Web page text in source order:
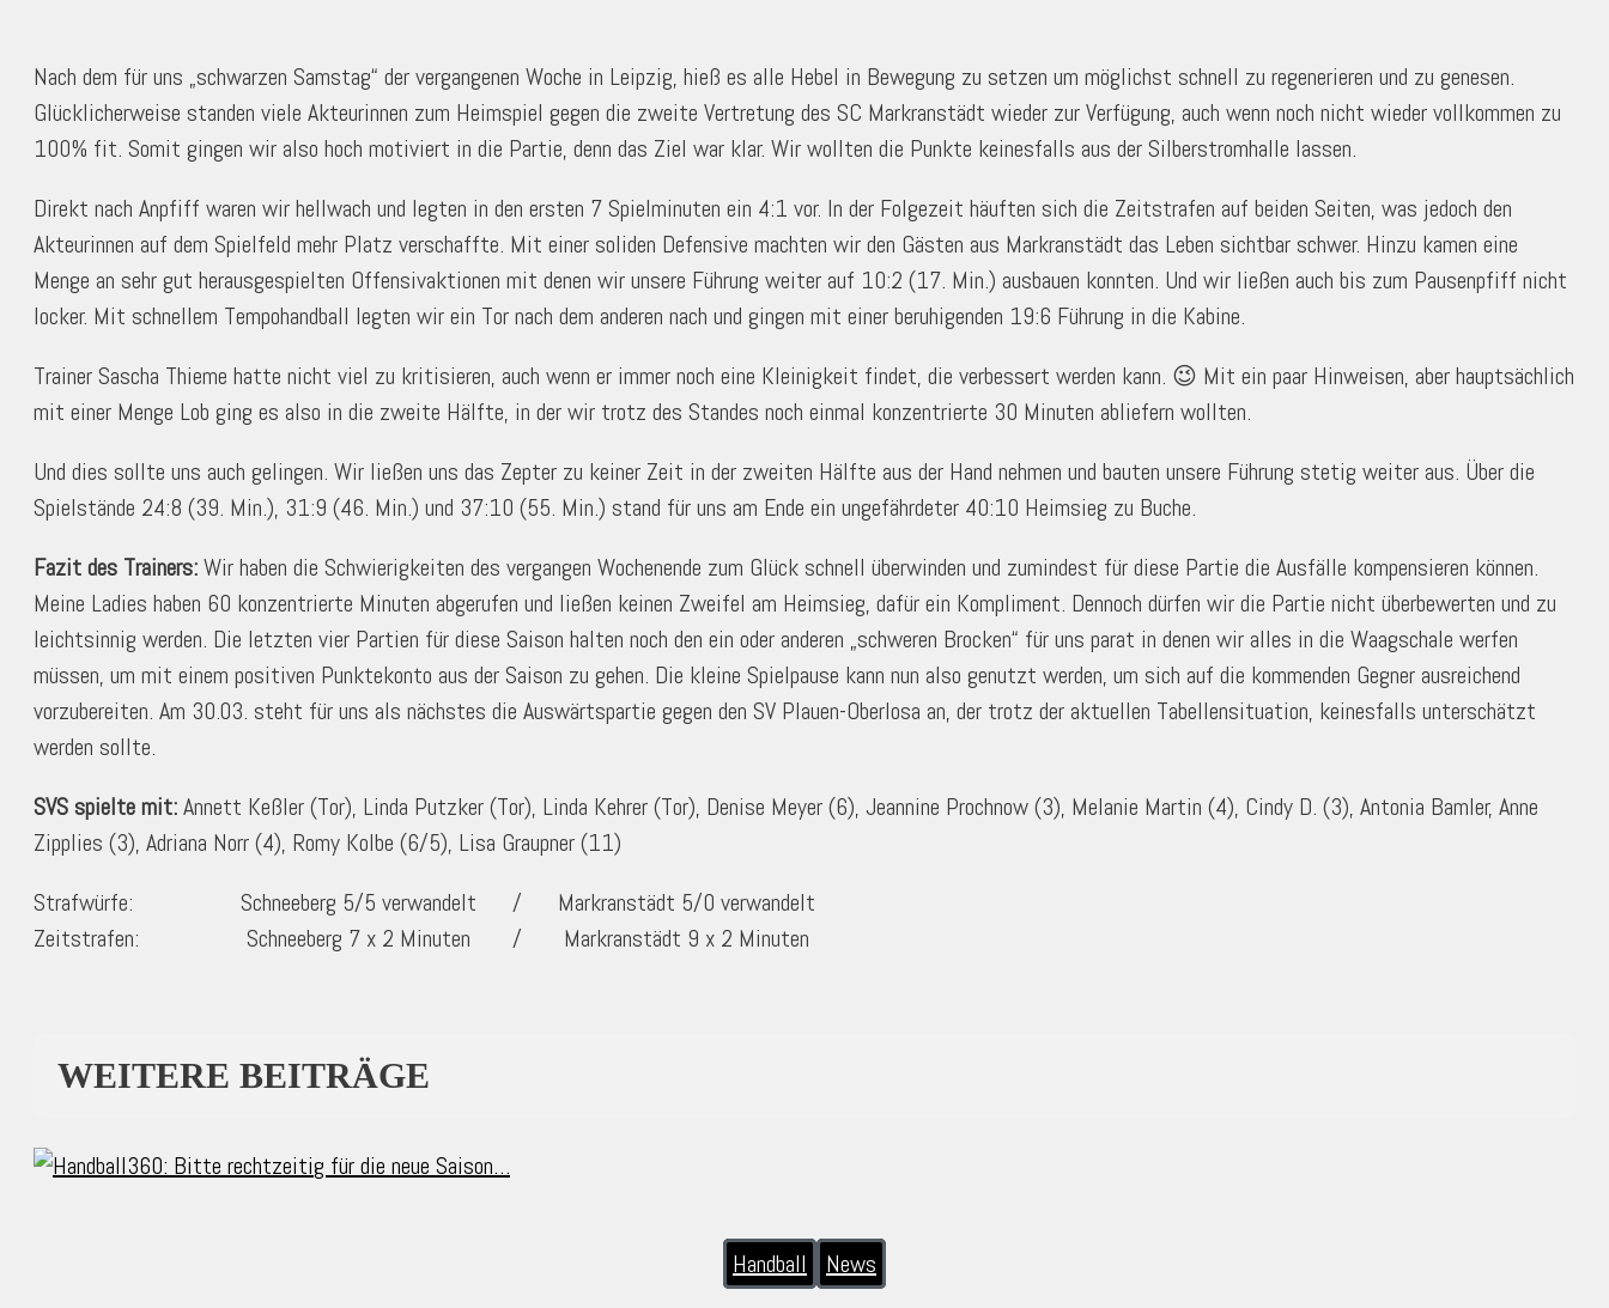
Nach dem für uns „schwarzen Samstag“ der vergangenen Woche in Leipzig, hieß es alle Hebel in Bewegung zu setzen um möglichst schnell zu regenerieren und zu genesen.
Glücklicherweise standen viele Akteurinnen zum Heimspiel gegen die zweite Vertretung des SC Markranstädt wieder zur Verfügung, auch wenn noch nicht wieder vollkommen zu
100% fit. Somit gingen wir also hoch motiviert in die Partie, denn das Ziel war klar. Wir wollten die Punkte keinesfalls aus der Silberstromhalle lassen.
Direkt nach Anpfiff waren wir hellwach und legten in den ersten 7 Spielminuten ein 4:1 vor. In der Folgezeit häuften sich die Zeitstrafen auf beiden Seiten, was jedoch den
Akteurinnen auf dem Spielfeld mehr Platz verschaffte. Mit einer soliden Defensive machten wir den Gästen aus Markranstädt das Leben sichtbar schwer. Hinzu kamen eine
Menge an sehr gut herausgespielten Offensivaktionen mit denen wir unsere Führung weiter auf 10:2 (17. Min.) ausbauen konnten. Und wir ließen auch bis zum Pausenpfiff nicht
locker. Mit schnellem Tempohandball legten wir ein Tor nach dem anderen nach und gingen mit einer beruhigenden 19:6 Führung in die Kabine.
Trainer Sascha Thieme hatte nicht viel zu kritisieren, auch wenn er immer noch eine Kleinigkeit findet, die verbessert werden kann. 😉 Mit ein paar Hinweisen, aber hauptsächlich
mit einer Menge Lob ging es also in die zweite Hälfte, in der wir trotz des Standes noch einmal konzentrierte 30 Minuten abliefern wollten.
Und dies sollte uns auch gelingen. Wir ließen uns das Zepter zu keiner Zeit in der zweiten Hälfte aus der Hand nehmen und bauten unsere Führung stetig weiter aus. Über die
Spielstände 24:8 (39. Min.), 31:9 (46. Min.) und 37:10 (55. Min.) stand für uns am Ende ein ungefährdeter 40:10 Heimsieg zu Buche.
Fazit des Trainers:Wir haben die Schwierigkeiten des vergangen Wochenende zum Glück schnell überwinden und zumindest für diese Partie die Ausfälle kompensieren können.
Meine Ladies haben 60 konzentrierte Minuten abgerufen und ließen keinen Zweifel am Heimsieg, dafür ein Kompliment. Dennoch dürfen wir die Partie nicht überbewerten und zu
leichtsinnig werden. Die letzten vier Partien für diese Saison halten noch den ein oder anderen „schweren Brocken“ für uns parat in denen wir alles in die Waagschale werfen
müssen, um mit einem positiven Punktekonto aus der Saison zu gehen. Die kleine Spielpause kann nun also genutzt werden, um sich auf die kommenden Gegner ausreichend
vorzubereiten. Am 30.03. steht für uns als nächstes die Auswärtspartie gegen den SV Plauen-Oberlosa an, der trotz der aktuellen Tabellensituation, keinesfalls unterschätzt
werden sollte.
SVS spielte mit:Annett Keßler (Tor), Linda Putzker (Tor), Linda Kehrer (Tor), Denise Meyer (6), Jeannine Prochnow (3), Melanie Martin (4), Cindy D. (3), Antonia Bamler, Anne
Zipplies (3), Adriana Norr (4), Romy Kolbe (6/5), Lisa Graupner (11)
Strafwürfe: Schneeberg 5/5 verwandelt / Markranstädt 5/0 verwandelt
Zeitstrafen: Schneeberg 7 x 2 Minuten / Markranstädt 9 x 2 Minuten
WEITERE BEITRÄGE
Handball News